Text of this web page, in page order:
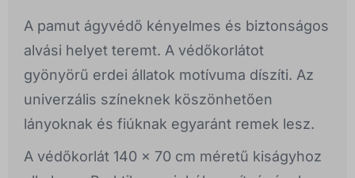
A pamut ágyvédő kényelmes és biztonságos
alvási helyet teremt. A védőkorlátot
gyönyörű erdei állatok motívuma díszíti. Az
univerzális színeknek köszönhetően
lányoknak és fiúknak egyaránt remek lesz.
A védőkorlát 140 x 70 cm méretű kiságyhoz